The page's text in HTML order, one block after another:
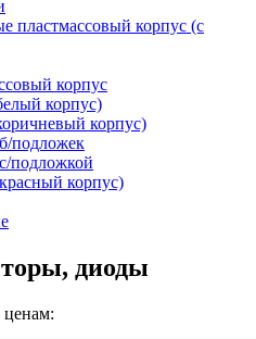
пластмассовый корпус (с
корпус
корпус)
корпус)
подложек
подложкой
корпус)
диоды